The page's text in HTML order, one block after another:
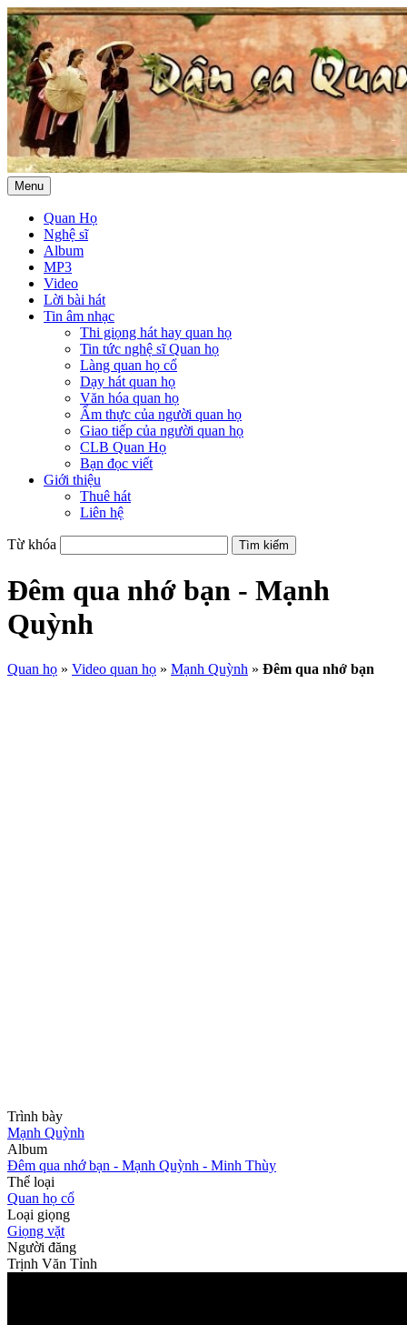
Menu
Quan Họ
Nghệ sĩ
Album
MP3
Video
Lời bài hát
Tin âm nhạc
Thi giọng hát hay quan họ
Tin tức nghệ sĩ Quan họ
Làng quan họ cổ
Dạy hát quan họ
Văn hóa quan họ
Ẩm thực của người quan họ
Giao tiếp của người quan họ
CLB Quan Họ
Bạn đọc viết
Giới thiệu
Thuê hát
Liên hệ
Từ khóa
Đêm qua nhớ bạn - Mạnh
Quỳnh
Quan họ » Video quan họ » Mạnh Quỳnh » Đêm qua nhớ bạn
Trình bày
Mạnh Quỳnh
Album
Đêm qua nhớ bạn - Mạnh Quỳnh - Minh Thùy
Thể loại
Quan họ cổ
Loại giọng
Giọng vặt
Người đăng
Trịnh Văn Tỉnh